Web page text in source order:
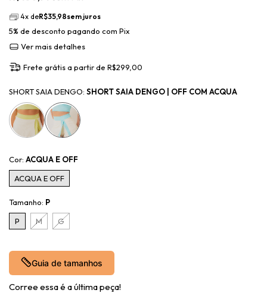
4x deR$35,98sem juros
5% de desconto pagando com Pix
Ver mais detalhes
Frete grátisa partir de R$299,00
SHORT SAIA DENGO: SHORT SAIA DENGO | OFF COM ACQUA
Cor: ACQUA E OFF
ACQUA E OFF
Tamanho: P
P
M G
Guia de tamanhos
Corree essa é a última peça!